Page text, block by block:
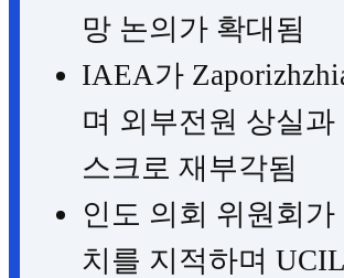
망 논의가 확대됨
IAEA가
며 외부전원 상실
스크로 재부각됨
인도 의회 위원회
치를 지적하며